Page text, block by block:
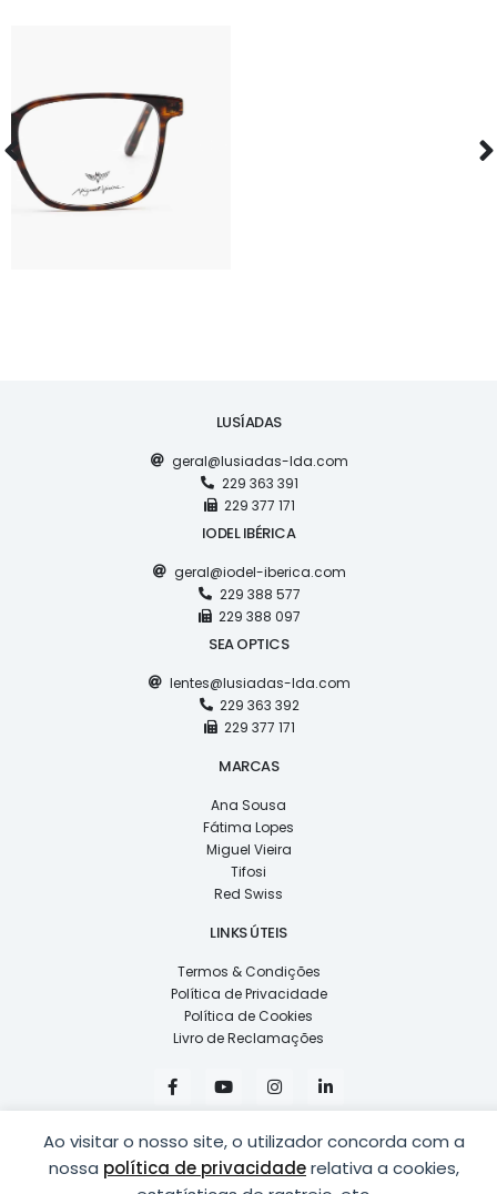
Ao visitar o nosso site, o utilizador concorda com a
nossa política de privacidaderelativa a cookies,
LUSÍADAS
geral@lusiadas-lda.com
229 363 391
229 377 171
IODEL IBÉRICA
geral@iodel-iberica.com
229 388 577
229 388 097
SEA OPTICS
lentes@lusiadas-lda.com
229 363 392
229 377 171
MARCAS
Ana Sousa
Fátima Lopes
Miguel Vieira
Tifosi
Red Swiss
LINKS ÚTEIS
Termos & Condições
Política de Privacidade
Política de Cookies
Livro de Reclamações
F
a
c
b
o
o
Y
o
u
u
b
e
I
n
s
a
g
r
i
n
e
d
i